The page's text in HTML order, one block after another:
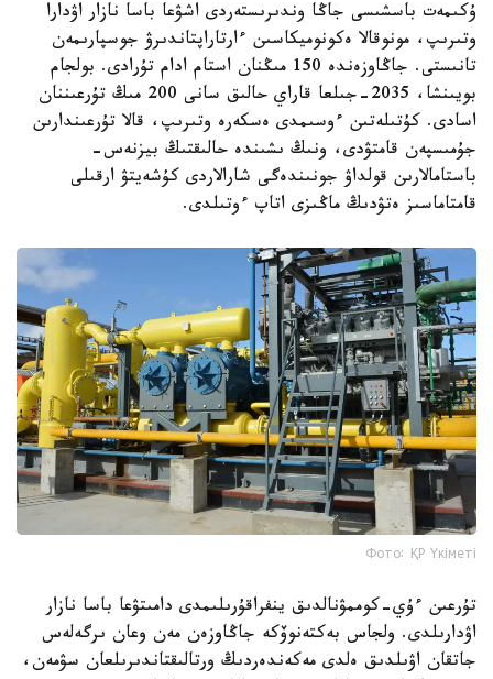
ۇكىمەت باسشىسى جاڭا وندىرىستەردى اشۋعا باسا نازار اۋدارا
وتىرىپ، مونوقالا ەكونوميكاسىن ءارتاراپتاندىرۋ جوسپارىمەن
تانىستى. جاڭاوزەندە 150 مىڭنان استام ادام تۇرادى. بولجام
بويىنشا، 2035-جىلعا قاراي حالىق سانى 200 مىڭ تۇرعىننان
اسادى. كۇتىلەتىن ءوسىمدى ەسكەرە وتىرىپ، قالا تۇرعىندارىن
جۇمىسپەن قامتۋدى، ونىڭ ىشىندە حالىقتىڭ بيزنەس-
باستامالارىن قولداۋ جونىندەگى شارالاردى كۇشەيتۋ ارقىلى
قامتاماسىز ەتۋدىڭ ماڭىزى اتاپ ءوتىلدى.
Фото: ҚР Үкіметі
تۇرعىن ءۇي-كوممۋنالدىق ينفراقۇرىلىمدى دامىتۋعا باسا نازار
اۋدارىلدى. ولجاس بەكتەنوۆكە جاڭاوزەن مەن وعان ىرگەلەس
جاتقان اۋىلدىق ەلدى مەكەندەردىڭ ورتالىقتاندىرىلعان سۋمەن،